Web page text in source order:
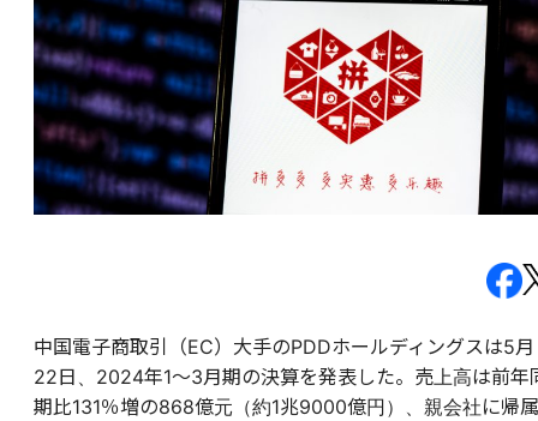
中国電子商取引（EC）大手のPDDホールディングスは5月
22日、2024年1～3月期の決算を発表した。売上高は前年
期比131％増の868億元（約1兆9000億円）、親会社に帰属